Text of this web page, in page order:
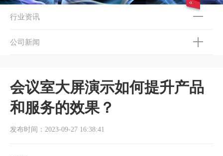
行业资讯
公司新闻
会议室大屏演示如何提升产品
和服务的效果？
发布时间：2023-09-27 16:38:41